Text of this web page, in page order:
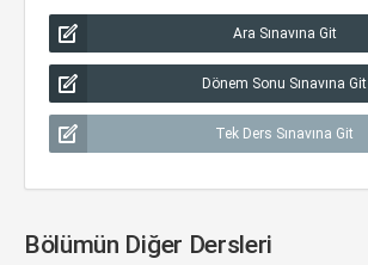
Ara Sınavına Git
Dönem Sonu Sınavına Git
Tek Ders Sınavına Git
Bölümün Diğer Dersleri